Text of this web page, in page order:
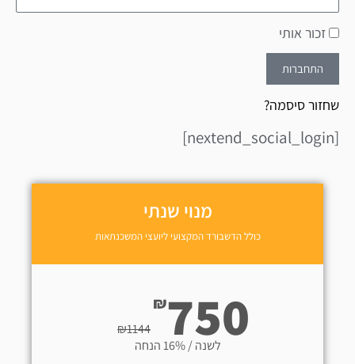
זכור אותי
התחברות
שחזור סיסמה?
[nextend_social_login]
מנוי שנתי
כולל הדשבורד המקצועי ליועצי המשכנתאות
₪1144
₪750
לשנה / 16% הנחה